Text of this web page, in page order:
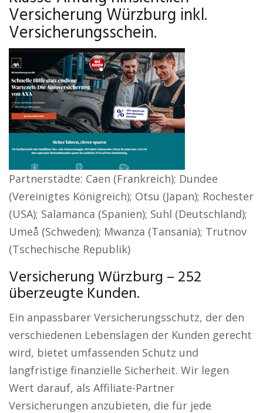
Versicherung Würzburg inkl.
Versicherungsschein.
Partnerstädte: Caen (Frankreich); Dundee
(Vereinigtes Königreich); Otsu (Japan); Rochester
(USA); Salamanca (Spanien); Suhl (Deutschland);
Umeå (Schweden); Mwanza (Tansania); Trutnov
(Tschechische Republik)
Versicherung Würzburg – 252
überzeugte Kunden.
Ein anpassbarer Versicherungsschutz, der den
verschiedenen Lebenslagen der Kunden gerecht
wird, bietet umfassenden Schutz und
langfristige finanzielle Sicherheit. Wir legen
Wert darauf, als Affiliate-Partner
Versicherungen anzubieten, die für jede